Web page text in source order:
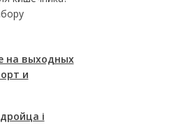
на выходных
и
і